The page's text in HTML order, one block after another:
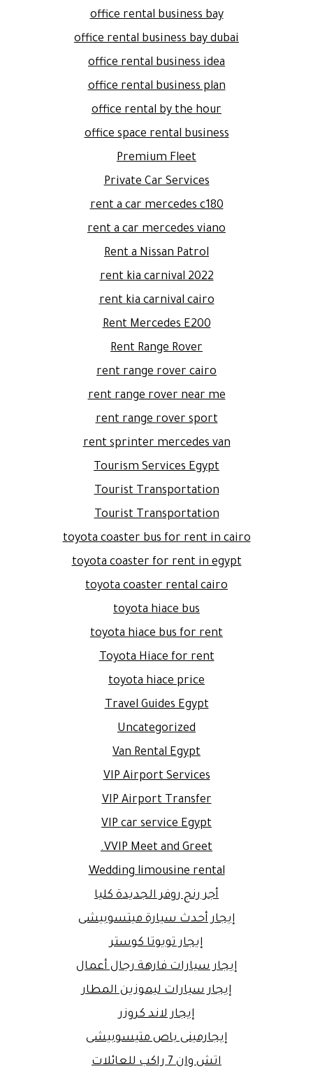
office rental business bay
office rental business bay dubai
office rental business idea
office rental business plan
office rental by the hour
office space rental business
Premium Fleet
Private Car Services
rent a car mercedes c180
rent a car mercedes viano
Rent a Nissan Patrol
rent kia carnival 2022
rent kia carnival cairo
Rent Mercedes E200
Rent Range Rover
rent range rover cairo
rent range rover near me
rent range rover sport
rent sprinter mercedes van
Tourism Services Egypt
Tourist Transportation
Tourist Transportation
toyota coaster bus for rent in cairo
toyota coaster for rent in egypt
toyota coaster rental cairo
toyota hiace bus
toyota hiace bus for rent
Toyota Hiace for rent
toyota hiace price
Travel Guides Egypt
Uncategorized
Van Rental Egypt
VIP Airport Services
VIP Airport Transfer
VIP car service Egypt
VVIP Meet and Greet.
Wedding limousine rental
أجر رنج روفر الجديدة كليا
إيجار أحدث سيارة ميتسوبيشى
إيجار تويوتا كوستر
إيجار سيارات فارهة رجال أعمال
إيجار سيارات ليموزين المطار
إيجار لاند كروزر
إيجارمينى باص متيسوبيشى
اتش وان 7 راكب للعائلات